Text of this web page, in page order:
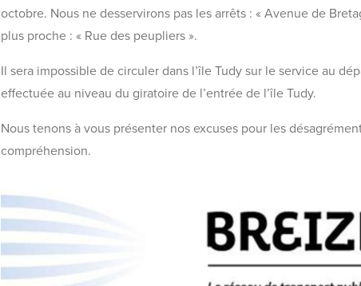
octobre. Nous ne desservirons pas les arrêts : « Avenue de
plus proche : « Rue des peupliers ».
Il sera impossible de circuler dans l’île Tudy sur le service au
effectuée au niveau du giratoire de l’entrée de l’île Tudy.
Nous tenons à vous présenter nos excuses pour les
compréhension.